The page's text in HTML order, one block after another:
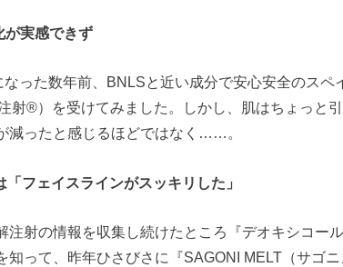
実感できず
った数年前、BNLSと近い成分で安心安全のスペ
射®︎）を受けてみました。しかし、肌はちょっと
減ったと感じるほどではなく……。
フェイスラインがスッキリした」
注射の情報を収集し続けたところ『デオキシコー
知って、昨年ひさびさに『SAGONI MELT（サゴ